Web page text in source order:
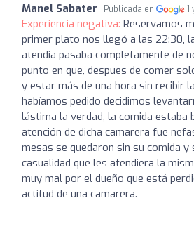
Manel Sabater Publicada en 1
Experiencia negativa: Reservamos
primer plato nos llegó a las 22:30,
atendia pasaba completamente de
punto en que, despues de comer
y estar más de una hora sin recibir
habíamos pedido decidimos
lástima la verdad, la comida estaba
atención de dicha camarera fue
mesas se quedaron sin su comida y
casualidad que les atendiera la
muy mal por el dueño que está
actitud de una camarera.